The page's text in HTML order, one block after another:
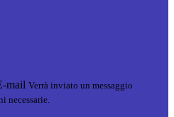
mail Verrà inviato un messaggio
necessarie.